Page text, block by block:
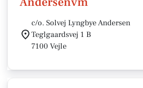
c/o. Solvej Lyngbye Andersen
Teglgaardsvej 1 B
7100 Vejle